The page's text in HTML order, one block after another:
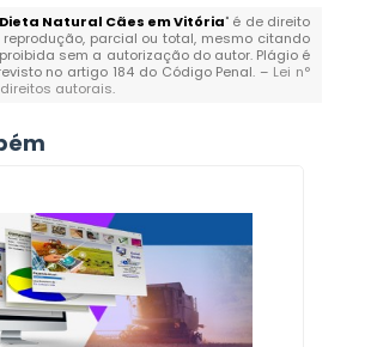
Natural Cães em Vitória" é de direito
reprodução, parcial ou total, mesmo citando
sem a autorização do autor. Plágio é
no artigo 184 do Código Penal. – Lei n°
autorais.